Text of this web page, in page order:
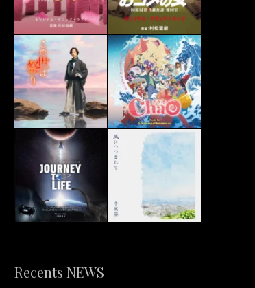
Recents NEWS